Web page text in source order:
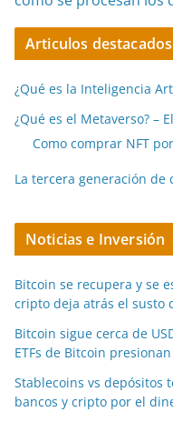
Articulos destacados
¿Qué es la Inteligencia
¿Qué es el Metaverso? –
Como comprar NFT
La tercera generación de
Noticias e Inversión
Bitcoin se recupera y se
cripto deja atrás el susto
Bitcoin sigue cerca de
ETFs de Bitcoin
Stablecoins vs depósitos
bancos y cripto por el